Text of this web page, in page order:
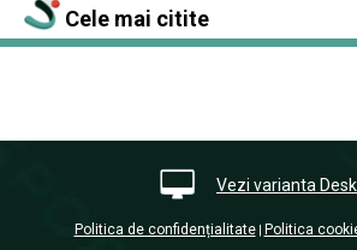
Cele mai citite
Vezi varianta
Politica de confidențialitate| Politica